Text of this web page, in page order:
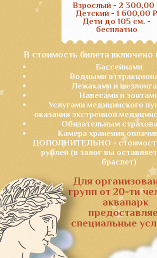
Приключения Одиссея
Попробуйте пройти через тесный пролив с бурлящими
водами горки
Высота 12.6 м, длинна 76 м
Лабиринт Минотавра
Попробуйте пройти неизведанный лабиринт. Главное не
встретить в нем Минотавра
Высота 12.6 м, длинна 149 м
Медуза - Горгона
Энергичный спуск, со множеством поворотов и изгибов
напомнит Вам движения змей на голове Медузы -
Горгоны
Высота 12.6 м, длинна 109 м
Пламя Прометея
Преодолейте стремительный спуск по темному
тоннелю, чтобы в конце пути увидеть свет Прометея
Высота 12.6 м, длинна 95 м